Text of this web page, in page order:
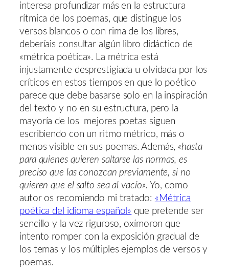
interesa profundizar más en la estructura
rítmica de los poemas, que distingue los
versos blancos o con rima de los libres,
deberíais consultar algún libro didáctico de
«métrica poética». La métrica está
injustamente desprestigiada u olvidada por los
críticos en estos tiempos en que lo poético
parece que debe basarse solo en la inspiración
del texto y no en su estructura, pero la
mayoría de los mejores poetas siguen
escribiendo con un ritmo métrico, más o
menos visible en sus poemas. Además, «hasta
para quienes quieren saltarse las normas, es
preciso que las conozcan previamente, si no
quieren que el salto sea al vacío». Yo, como
autor os recomiendo mi tratado: «Métrica
poética del idioma español» que pretende ser
sencillo y la vez riguroso, oxímoron que
intento romper con la exposición gradual de
los temas y los múltiples ejemplos de versos y
poemas.